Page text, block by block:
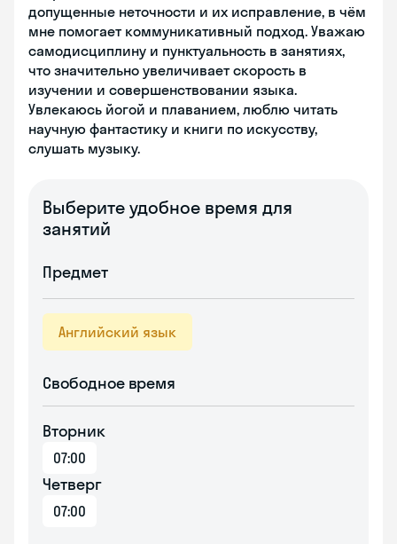
допущенные неточности и их исправление, в чём
мне помогает коммуникативный подход. Уважаю
самодисциплину и пунктуальность в занятиях,
что значительно увеличивает скорость в
изучении и совершенствовании языка.
Увлекаюсь йогой и плаванием, люблю читать
научную фантастику и книги по искусству,
слушать музыку.
Выберите удобное время для
занятий
Предмет
Английский язык
Свободное время
Вторник
07:00
Четверг
07:00